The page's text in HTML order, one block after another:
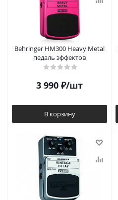
Behringer HM300 Heavy Metal
педаль эффектов
3 990 ₽/шт
В корзину